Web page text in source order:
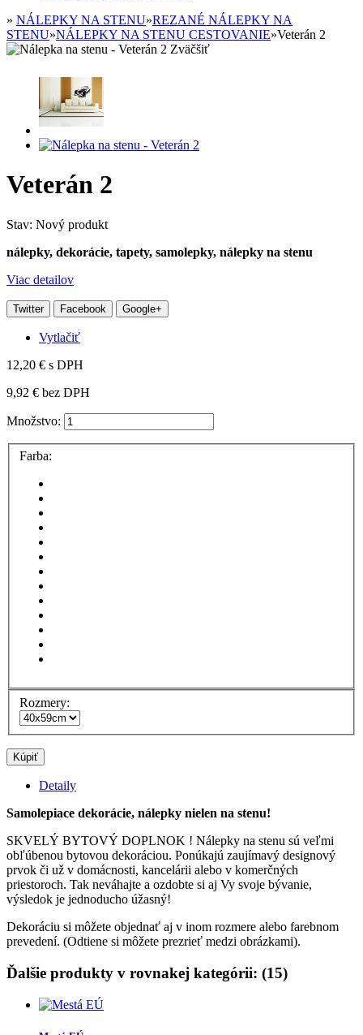
» NÁLEPKY NA STENU»REZANÉ NÁLEPKY NA
STENU»NÁLEPKY NA STENU CESTOVANIE»Veterán 2
Zväčšiť
Veterán 2
Stav: Nový produkt
nálepky, dekorácie, tapety, samolepky, nálepky na stenu
Viac detailov
Twitter Facebook Google+
Vytlačiť
12,20 € s DPH
9,92 € bez DPH
Množstvo:
Farba:
Rozmery:
Kúpiť
Detaily
Samolepiace dekorácie, nálepky nielen na stenu!
SKVELÝ BYTOVÝ DOPLNOK ! Nálepky na stenu sú veľmi
obľúbenou bytovou dekoráciou. Ponúkajú zaujímavý designový
prvok či už v domácnosti, kancelárii alebo v komerčných
priestoroch. Tak neváhajte a ozdobte si aj Vy svoje bývanie,
výsledok je jednoducho úžasný!
Dekoráciu si môžete objednať aj v inom rozmere alebo farebnom
prevedení. (Odtiene si môžete prezrieť medzi obrázkami).
Ďalšie produkty v rovnakej kategórii: (15)